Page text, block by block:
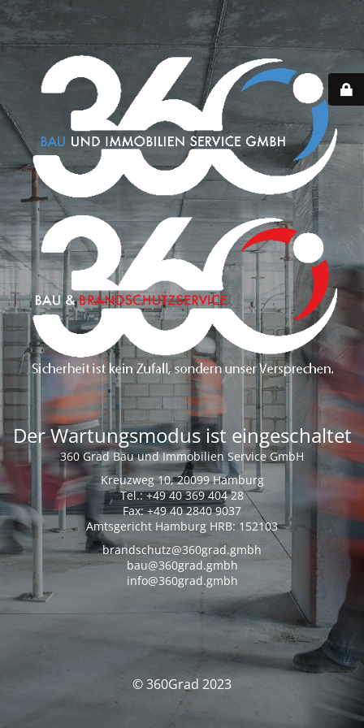
Der Wartungsmodus ist eingeschaltet
360 Grad Bau und Immobilien Service GmbH
Kreuzweg 10, 20099 Hamburg
Tel.: +49 40 369 404 28
Fax: +49 40 2840 9037
Amtsgericht Hamburg HRB: 152103
brandschutz@360grad.gmbh
bau@360grad.gmbh
info@360grad.gmbh
© 360Grad 2023